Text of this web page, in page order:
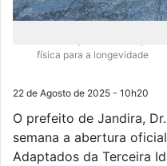
física para a longevidade
22 de Agosto de 2025 - 10h20
O prefeito de Jandira,
semana a abertura
Adaptados da Terceira